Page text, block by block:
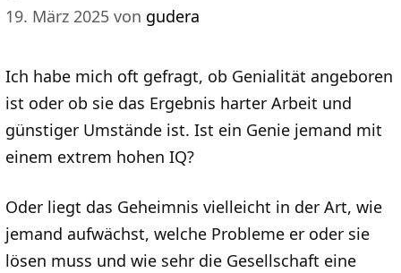
19. März 2025 von gudera
Ich habe mich oft gefragt, ob Genialität angeboren
ist oder ob sie das Ergebnis harter Arbeit und
günstiger Umstände ist. Ist ein Genie jemand mit
einem extrem hohen IQ?
Oder liegt das Geheimnis vielleicht in der Art, wie
jemand aufwächst, welche Probleme er oder sie
lösen muss und wie sehr die Gesellschaft eine